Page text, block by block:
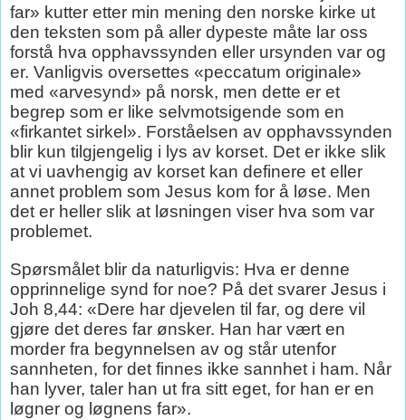
far» kutter etter min mening den norske kirke ut
den teksten som på aller dypeste måte lar oss
forstå hva opphavssynden eller ursynden var og
er. Vanligvis oversettes «peccatum originale»
med «arvesynd» på norsk, men dette er et
begrep som er like selvmotsigende som en
«firkantet sirkel». Forståelsen av opphavssynden
blir kun tilgjengelig i lys av korset. Det er ikke slik
at vi uavhengig av korset kan definere et eller
annet problem som Jesus kom for å løse. Men
det er heller slik at løsningen viser hva som var
problemet.
Spørsmålet blir da naturligvis: Hva er denne
opprinnelige synd for noe? På det svarer Jesus i
Joh 8,44: «Dere har djevelen til far, og dere vil
gjøre det deres far ønsker. Han har vært en
morder fra begynnelsen av og står utenfor
sannheten, for det finnes ikke sannhet i ham. Når
han lyver, taler han ut fra sitt eget, for han er en
løgner og løgnens far».